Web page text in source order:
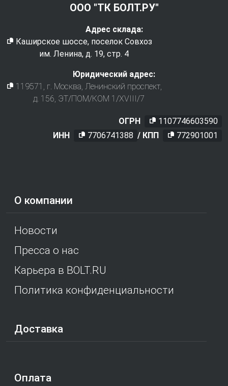
О компании
Новости
Пресса о нас
Карьера в BOLT.RU
Политика конфиденциальности
Доставка
Оплата
ООО "ТК БОЛТ.РУ"
Адрес склада:
Каширское шоссе, поселок Совхоз
им. Ленина, д. 19, стр. 4
Юридический адрес:
119571
, г. Москва Ленинский проспект,
д. 156, ЭТ/ПОМ/КОМ 1/XVIII/7
ОГРН
1107746603590
ИНН
7706741388 / КПП 772901001